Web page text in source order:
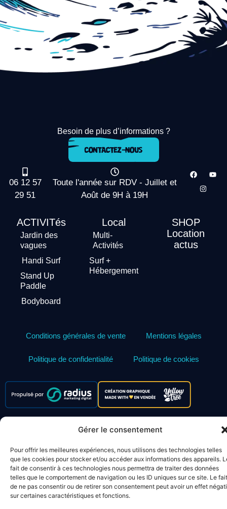
Gérer le consentement
Pour offrir les meilleures expériences, nous utilisons des technologies telles
que les cookies pour stocker et/ou accéder aux informations des appareils.
fait de consentir à ces technologies nous permettra de traiter des données
telles que le comportement de navigation ou les ID uniques sur ce site. Le fait
de ne pas consentir ou de retirer son consentement peut avoir un effet
sur certaines caractéristiques et fonctions.
Besoin de plus d’informations ?
06 12 57
29 51
Toute l'année sur RDV - Juillet et
Août de 9H à 19H
ACTIVITés
Jardin des
vagues
Handi Surf
Stand Up
Paddle
Bodyboard
Local
Multi-
Activités
Surf +
Hébergement
SHOP
Location
actus
Conditions générales de vente Mentions légales
Politique de confidentialité Politique de cookies